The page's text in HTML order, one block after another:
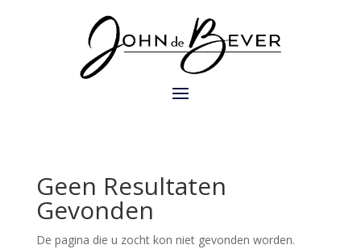
Geen Resultaten
Gevonden
De pagina die u zocht kon niet gevonden worden.